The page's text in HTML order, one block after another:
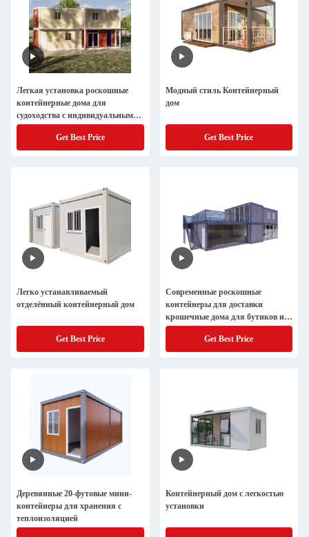
Легкая установка роскошные
контейнерные дома для
судоходства с индивидуальным
дизайном
Get Best Price
Модный стиль Контейнерный
дом
Get Best Price
Легко устанавливаемый
отделённый контейнерный дом
Get Best Price
Современные роскошные
контейнеры для доставки
крошечные дома для бутиков и
кафе
Get Best Price
Деревянные 20-футовые мини-
контейнеры для хранения с
теплоизоляцией
Контейнерный дом с легкостью
установки